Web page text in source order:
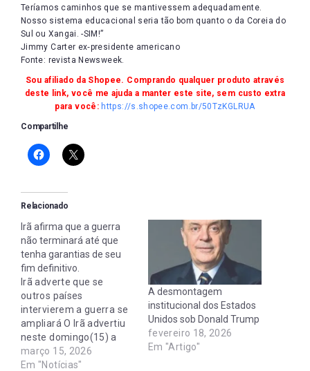
Teríamos caminhos que se mantivessem adequadamente.
Nosso sistema educacional seria tão bom quanto o da Coreia do
Sul ou Xangai. -SIM!”
Jimmy Carter ex‐presidente americano
Fonte: revista Newsweek.
Sou afiliado da Shopee. Comprando qualquer produto através
deste link, você me ajuda a manter este site, sem custo extra
para você: https://s.shopee.com.br/50TzKGLRUA
Compartilhe
Relacionado
Irã afirma que a guerra
não terminará até que
tenha garantias de seu
fim definitivo.
Irã adverte que se
outros países
intervierem a guerra se
ampliará O Irã advertiu
neste domingo(15) a
outros países de que, se
intervierem, haverá
março 15, 2026
Em "Notícias"
A desmontagem
institucional dos Estados
Unidos sob Donald Trump
fevereiro 18, 2026
Em "Artigo"